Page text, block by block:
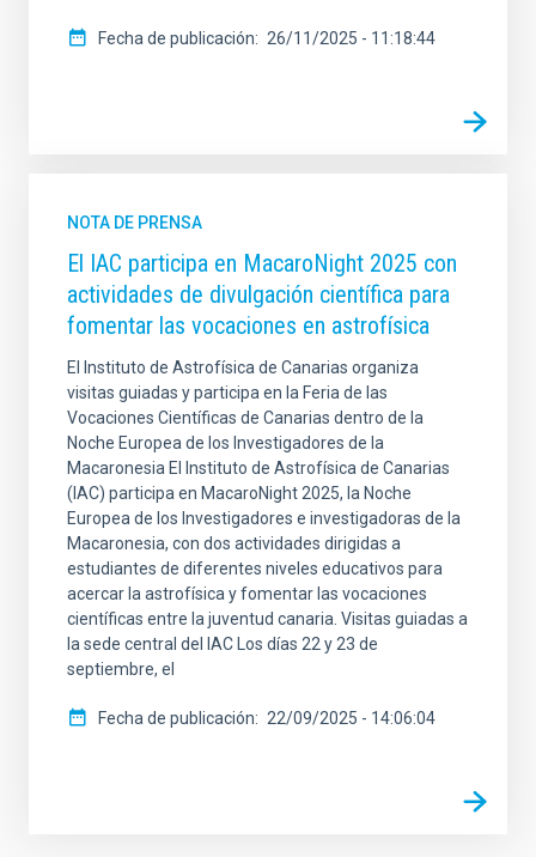
Fecha de publicación 26/11/2025 - 11:18:44
NOTA DE PRENSA
El IAC participa en MacaroNight 2025 con
actividades de divulgación científica para
fomentar las vocaciones en astrofísica
El Instituto de Astrofísica de Canarias organiza
visitas guiadas y participa en la Feria de las
Vocaciones Científicas de Canarias dentro de la
Noche Europea de los Investigadores de la
Macaronesia El Instituto de Astrofísica de Canarias
(IAC) participa en MacaroNight 2025, la Noche
Europea de los Investigadores e investigadoras de la
Macaronesia, con dos actividades dirigidas a
estudiantes de diferentes niveles educativos para
acercar la astrofísica y fomentar las vocaciones
científicas entre la juventud canaria. Visitas guiadas a
la sede central del IAC Los días 22 y 23 de
septiembre, el
Fecha de publicación 22/09/2025 - 14:06:04